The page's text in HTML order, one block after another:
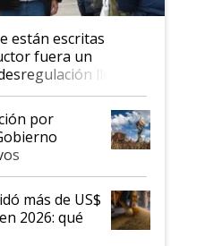
están escritas
fuera un
llegó
y hasta se
al IPCVA
por
más de US$
2026: qué